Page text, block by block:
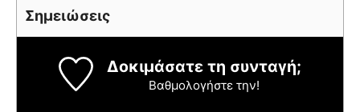
Σημειώσεις
Δοκιμάσατε τη συνταγή;
Βαθμολογήστε την!